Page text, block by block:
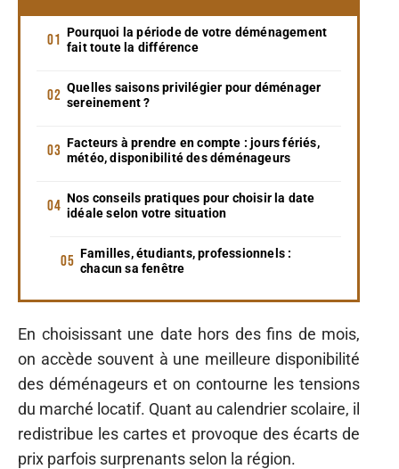
Pourquoi la période de votre déménagement
fait toute la différence
Quelles saisons privilégier pour déménager
sereinement ?
Facteurs à prendre en compte : jours fériés,
météo, disponibilité des déménageurs
Nos conseils pratiques pour choisir la date
idéale selon votre situation
Familles, étudiants, professionnels :
chacun sa fenêtre
En choisissant une date hors des fins de mois,
on accède souvent à une meilleure disponibilité
des déménageurs et on contourne les tensions
du marché locatif. Quant au calendrier scolaire, il
redistribue les cartes et provoque des écarts de
prix parfois surprenants selon la région.